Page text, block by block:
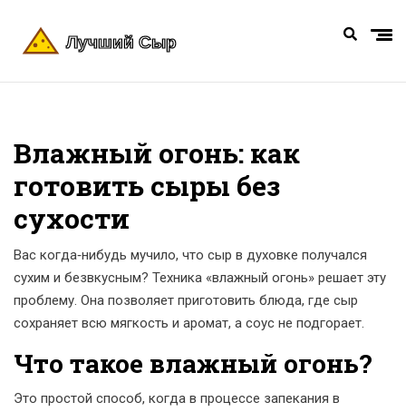
Влажный огонь: как
готовить сыры без
сухости
Вас когда‑нибудь мучило, что сыр в духовке получался
сухим и безвкусным? Техника «влажный огонь» решает эту
проблему. Она позволяет приготовить блюда, где сыр
сохраняет всю мягкость и аромат, а соус не подгорает.
Что такое влажный огонь?
Это простой способ, когда в процессе запекания в